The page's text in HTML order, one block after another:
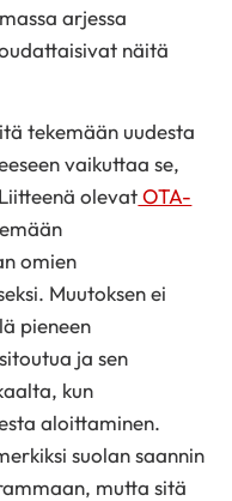
arjessa
näitä
tekemään uudesta
vaikuttaa se,
olevatOTA-
omien
Muutoksen ei
pieneen
ja sen
kun
aloittaminen.
suolan saannin
mutta sitä